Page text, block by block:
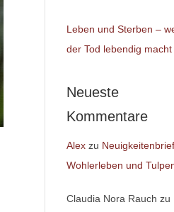
Leben und Sterben –
der Tod lebendig macht
Neueste
Kommentare
Alex zu Neuigkeitenbrief
Wohlerleben und
Claudia Nora Rauch zu